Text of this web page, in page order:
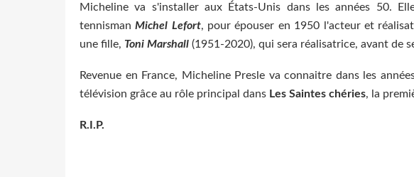
Micheline va s'installer aux États-Unis dans les années 50.
tennismanMichel Lefort, pour épouser en 1950 l'acteur et
une fille, Toni Marshall (1951-2020), qui sera réalisatrice, avant de
Revenue en France, Micheline Presle va connaitre dans les
télévision grâce au rôle principal dans Les Saintes chéries, la
R.I.P.